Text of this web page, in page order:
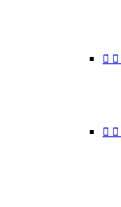
 
 